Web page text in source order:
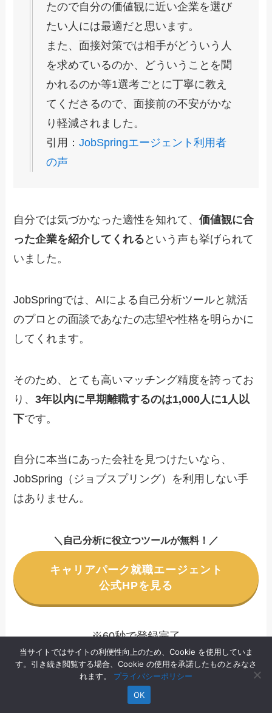
たので自分の価値観に近い企業を選び
たい人には最適だと思います。
また、面接対策では相手がどういう人
を求めているのか、どういうことを聞
かれるのか等1選考ごとに丁寧に教え
てくださるので、面接前の不安がかな
り軽減されました。
引用：JobSpringエージェント利用者
の声
自分では気づかなった適性を知れて、価値観に合
った企業を紹介してくれる という声も挙げられて
いました。
JobSpringでは、AIによる自己分析ツールと就活
のプロとの面談であなたの志望や性格を明らかに
してくれます。
そのため、とても高いマッチング精度を誇ってお
り、3年以内に早期離職するのは1,000人に1人以
下です。
自分に本当にあった会社を見つけたいなら、
JobSpring（ジョブスプリング）を利用しない手
はありません。
＼ 自己分析に役立つツールが無料！ ／
キャリアパーク就職エージェント
公式HPを見る
※60秒で登録完了
JobSpring（ジョブスプリング）がやばい
当サイトではサイトの利便性向上のため、Cookie を使用していま
す。引き続き閲覧する場合、Cookie の使用を承諾したものとみなさ
れます。 プライバシーポリシー
OK